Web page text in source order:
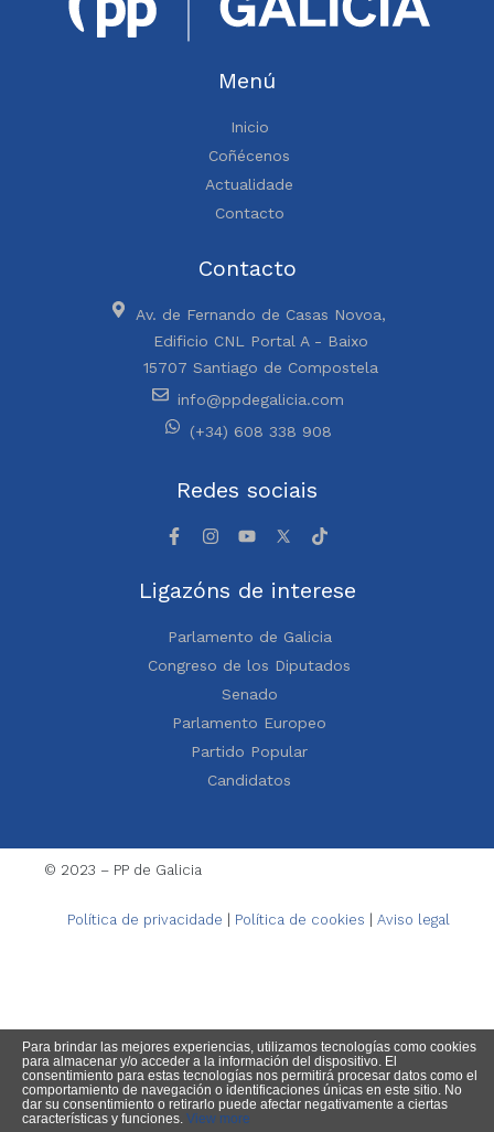
Menú
Inicio
Coñécenos
Actualidade
Contacto
Contacto
Av. de Fernando de Casas Novoa,
Edificio CNL Portal A - Baixo
15707 Santiago de Compostela
info@ppdegalicia.com
(+34) 608 338 908
Redes sociais
Ligazóns de interese
Parlamento de Galicia
Congreso de los Diputados
Senado
Parlamento Europeo
Partido Popular
Candidatos
© 2023 – PP de Galicia
Política de privacidade Política de cookies Aviso legal
Para brindar las mejores experiencias, utilizamos tecnologías como cookies
para almacenar y/o acceder a la información del dispositivo. El
consentimiento para estas tecnologías nos permitirá procesar datos como el
comportamiento de navegación o identificaciones únicas en este sitio. No
dar su consentimiento o retirarlo puede afectar negativamente a ciertas
características y funciones. View more